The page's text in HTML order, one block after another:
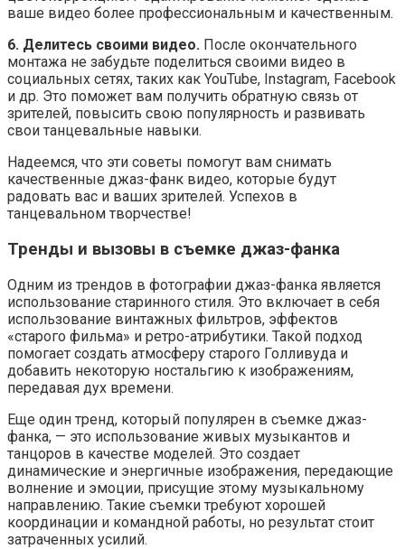
ваше видео более профессиональным и качественным.
6. Делитесь своими видео. После окончательного
монтажа не забудьте поделиться своими видео в
социальных сетях, таких как YouTube, Instagram, Facebook
и др. Это поможет вам получить обратную связь от
зрителей, повысить свою популярность и развивать
свои танцевальные навыки.
Надеемся, что эти советы помогут вам снимать
качественные джаз-фанк видео, которые будут
радовать вас и ваших зрителей. Успехов в
танцевальном творчестве!
Тренды и вызовы в съемке джаз-фанка
Одним из трендов в фотографии джаз-фанка является
использование старинного стиля. Это включает в себя
использование винтажных фильтров, эффектов
«старого фильма» и ретро-атрибутики. Такой подход
помогает создать атмосферу старого Голливуда и
добавить некоторую ностальгию к изображениям,
передавая дух времени.
Еще один тренд, который популярен в съемке джаз-
фанка, — это использование живых музыкантов и
танцоров в качестве моделей. Это создает
динамические и энергичные изображения, передающие
волнение и эмоции, присущие этому музыкальному
направлению. Такие съемки требуют хорошей
координации и командной работы, но результат стоит
затраченных усилий.